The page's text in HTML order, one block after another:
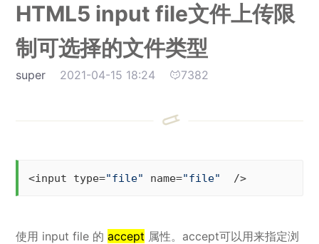
HTML5 input file文件上传限
制可选择的文件类型
super 2021-04-15 18:24 7382
<input type="file" name="file"
  />
使用 input file 的 accept 属性。accept可以用来指定浏